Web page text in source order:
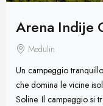
Arena Indije
Medulin
Un campeggio
che domina le vicine
Soline. Il campeggio si